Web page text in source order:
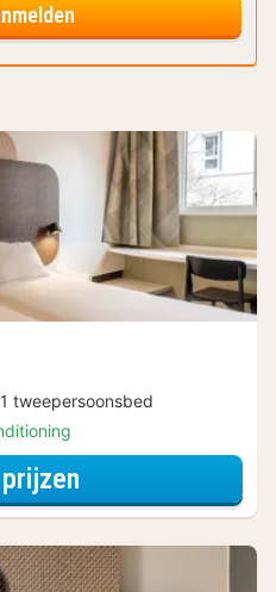
tweepersoonsbed
voor Beleef de